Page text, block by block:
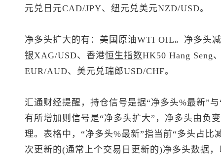
元兑日元CAD/JPY、 纽元兑美元NZD/USD。
净多头扩大的有：美国原油WTI OIL。净多头
银XAG/USD、香港恒生指数HK50 Hang Seng
EUR/AUD、 美元兑瑞郎USD/CHF。
汇通财经提醒，持仓信号是据“净多头%最新”
有所增加则信号是“净多头扩大”，净多头由负
理。表格中，“净多头%最新”指当前“多头占比
次更新的(通常上个交易日更新的)净多头数据